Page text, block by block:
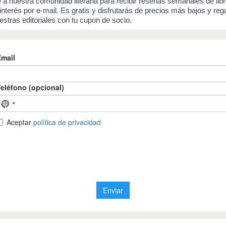
por e-mail. Es gratis y disfrutarás de precios más bajos y
editoriales con tu cupon de socio.